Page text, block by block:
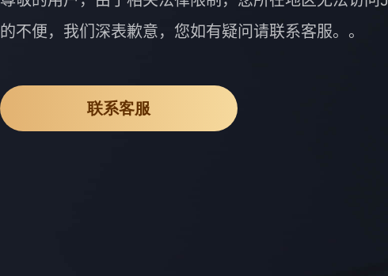
的不便，我们深表歉意，您如有疑问请联系客服。。
联系客服